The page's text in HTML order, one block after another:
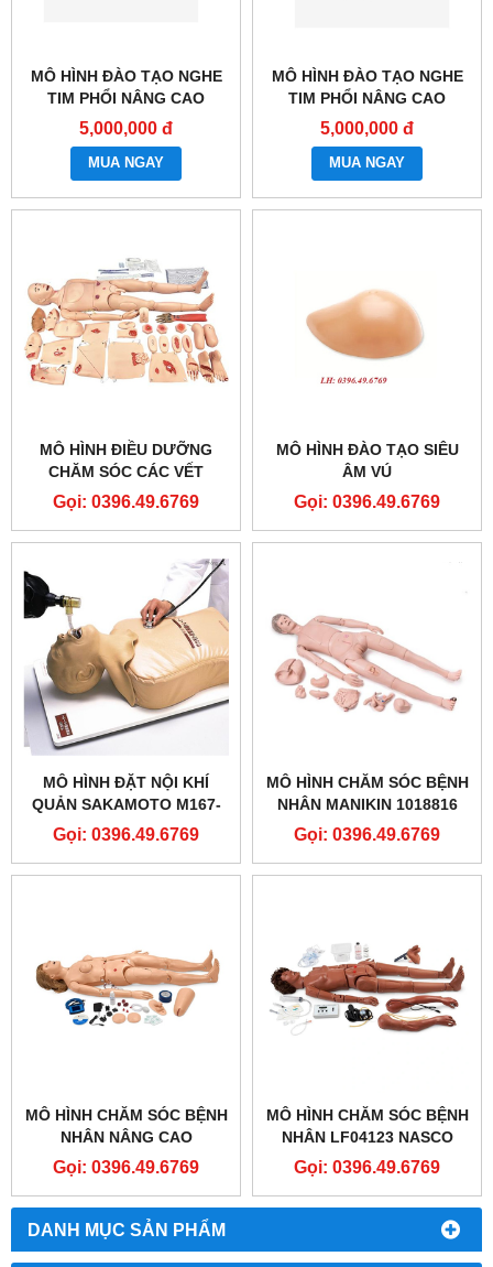
DANH MỤC SẢN PHẨM
MÔ HÌNH ĐÀO TẠO NGHE
TIM PHỔI NÂNG CAO
GD/TCZ9900B
5,000,000 đ
MUA NGAY
MÔ HÌNH ĐÀO TẠO NGHE
TIM PHỔI NÂNG CAO
GD/TCZ9900A
5,000,000 đ
MUA NGAY
MÔ HÌNH ĐIỀU DƯỠNG
CHĂM SÓC CÁC VẾT
THƯƠNG NGOẠI KHOA
Gọi: 0396.49.6769
MÔ HÌNH ĐÀO TẠO SIÊU
ÂM VÚ
Gọi: 0396.49.6769
MÔ HÌNH ĐẶT NỘI KHÍ
QUẢN SAKAMOTO M167-
SAKAMOTO AIRWAY
MANAGEMENT TRAINER
Gọi: 0396.49.6769
MÔ HÌNH CHĂM SÓC BỆNH
NHÂN MANIKIN 1018816
[P10/1] CAO CẤP- 3B
SCIENTIFIC® PATIENT
Gọi: 0396.49.6769
MÔ HÌNH CHĂM SÓC BỆNH
NHÂN NÂNG CAO
SB32864L GAUMARD®
CPR ​​SUSIE ADVANCED
SIMULATOR
Gọi: 0396.49.6769
MÔ HÌNH CHĂM SÓC BỆNH
NHÂN LF04123 NASCO
HEALTHCARE - COMPLETE
KERI AUSCULTATION
Gọi: 0396.49.6769